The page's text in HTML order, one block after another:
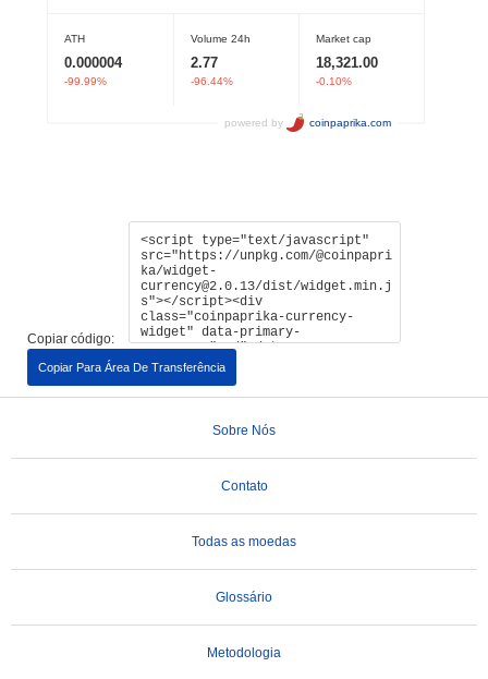
Copiar código:
Copiar Para Área De Transferência
Sobre Nós
Contato
Todas as moedas
Glossário
Metodologia